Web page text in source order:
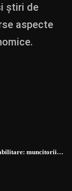
știri de
aspecte
muncitorii…